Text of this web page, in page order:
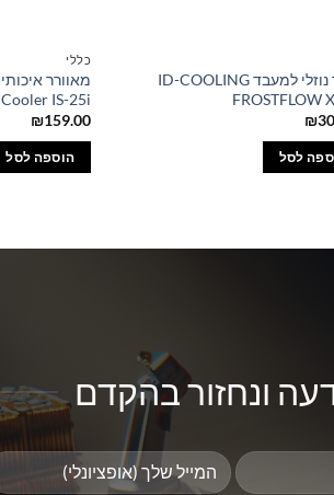
קירור נוזלי למעבד ID-COOLING
FROSTFLOW
₪
לסל
כללי
Cooler IS-25i
₪159.00
הוספה לסל
ונחזור בהקדם